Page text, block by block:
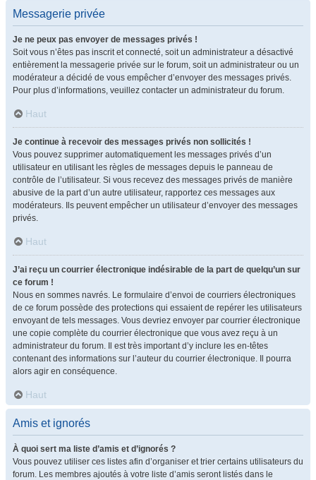
Messagerie privée
Je ne peux pas envoyer de messages privés !
Soit vous n’êtes pas inscrit et connecté, soit un administrateur a désactivé
entièrement la messagerie privée sur le forum, soit un administrateur ou un
modérateur a décidé de vous empêcher d’envoyer des messages privés.
Pour plus d’informations, veuillez contacter un administrateur du forum.
Haut
Je continue à recevoir des messages privés non sollicités !
Vous pouvez supprimer automatiquement les messages privés d’un
utilisateur en utilisant les règles de messages depuis le panneau de
contrôle de l’utilisateur. Si vous recevez des messages privés de manière
abusive de la part d’un autre utilisateur, rapportez ces messages aux
modérateurs. Ils peuvent empêcher un utilisateur d’envoyer des messages
privés.
Haut
J’ai reçu un courrier électronique indésirable de la part de quelqu’un sur
ce forum !
Nous en sommes navrés. Le formulaire d’envoi de courriers électroniques
de ce forum possède des protections qui essaient de repérer les utilisateurs
envoyant de tels messages. Vous devriez envoyer par courrier électronique
une copie complète du courrier électronique que vous avez reçu à un
administrateur du forum. Il est très important d’y inclure les en-têtes
contenant des informations sur l’auteur du courrier électronique. Il pourra
alors agir en conséquence.
Haut
Amis et ignorés
À quoi sert ma liste d’amis et d’ignorés ?
Vous pouvez utiliser ces listes afin d’organiser et trier certains utilisateurs du
forum. Les membres ajoutés à votre liste d’amis seront listés dans le